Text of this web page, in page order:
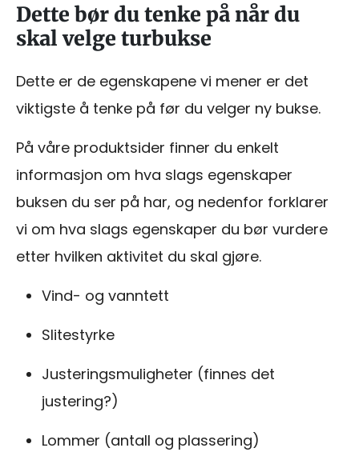
Dette bør du tenke på når du
skal velge turbukse
Dette er de egenskapene vi mener er det
viktigste å tenke på før du velger ny bukse.
På våre produktsider finner du enkelt
informasjon om hva slags egenskaper
buksen du ser på har, og nedenfor forklarer
vi om hva slags egenskaper du bør vurdere
etter hvilken aktivitet du skal gjøre.
Vind- og vanntett
Slitestyrke
Justeringsmuligheter (finnes det
justering?)
Lommer (antall og plassering)